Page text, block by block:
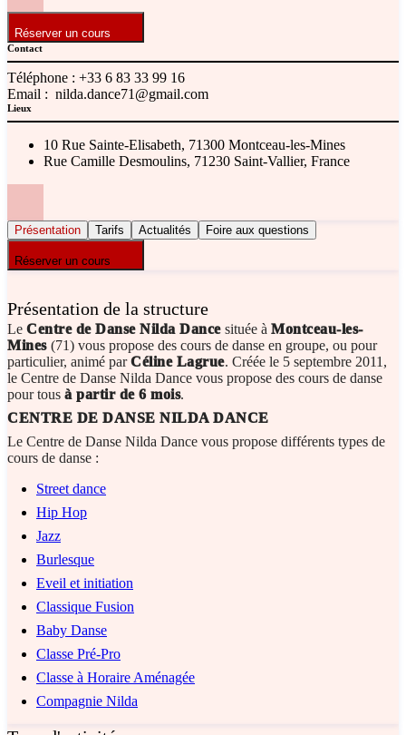
Réserver un cours
Contact
Téléphone : +33 6 83 33 99 16
Email : nilda.dance71@gmail.com
Lieux
10 Rue Sainte-Elisabeth, 71300 Montceau-les-Mines
Rue Camille Desmoulins, 71230 Saint-Vallier, France
Présentation Tarifs Actualités Foire aux questions
Réserver un cours
Présentation de la structure
Le Centre de Danse Nilda Dance située à Montceau-les-
Mines(71) vous propose des cours de danse en groupe, ou pour
particulier, animé parCéline Lagrue. Créée le 5 septembre 2011,
le Centre de Danse Nilda Dance vous propose des cours de danse
pour tous à partir de 6 mois.
CENTRE DE DANSE NILDA DANCE
Le Centre de Danse Nilda Dance vous propose différents types de
cours de danse :
Street dance
Hip Hop
Jazz
Burlesque
Eveil et initiation
Classique Fusion
Baby Danse
Classe Pré-Pro
Classe à Horaire Aménagée
Compagnie Nilda